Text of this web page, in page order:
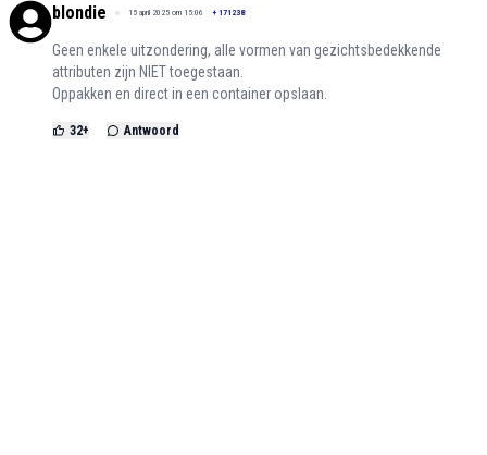
blondie 15 april 2025 om 15:06 + 171238
Geen enkele uitzondering, alle vormen van gezichtsbedekkende
attributen zijn NIET toegestaan.
Oppakken en direct in een container opslaan.
32+ Antwoord